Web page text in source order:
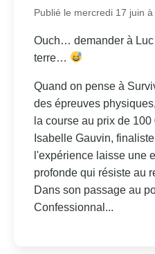
Publié le mercredi 17 juin
Ouch… demander à
terre…
Quand on pense à
des épreuves
la course au prix de
Isabelle Gauvin,
l'expérience laisse une
profonde qui résiste au
Dans son passage au
Confessionnal...